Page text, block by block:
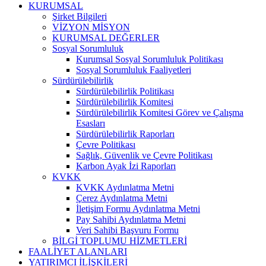
KURUMSAL
Şirket Bilgileri
VİZYON MİSYON
KURUMSAL DEĞERLER
Sosyal Sorumluluk
Kurumsal Sosyal Sorumluluk Politikası
Sosyal Sorumluluk Faaliyetleri
Sürdürülebilirlik
Sürdürülebilirlik Politikası
Sürdürülebilirlik Komitesi
Sürdürülebilirlik Komitesi Görev ve Çalışma
Esasları
Sürdürülebilirlik Raporları
Çevre Politikası
Sağlık, Güvenlik ve Çevre Politikası
Karbon Ayak İzi Raporları
KVKK
KVKK Aydınlatma Metni
Çerez Aydınlatma Metni
İletişim Formu Aydınlatma Metni
Pay Sahibi Aydınlatma Metni
Veri Sahibi Başvuru Formu
BİLGİ TOPLUMU HİZMETLERİ
FAALİYET ALANLARI
YATIRIMCI İLİŞKİLERİ